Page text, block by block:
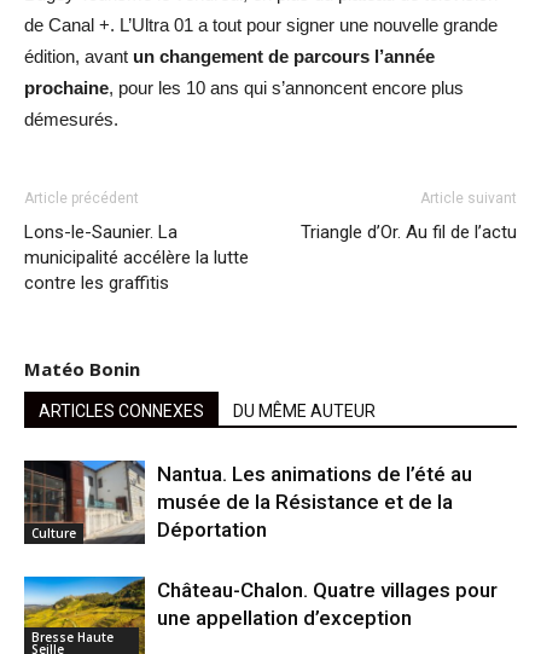
de Canal +. L’Ultra 01 a tout pour signer une nouvelle grande
édition, avant un changement de parcours l’année
prochaine, pour les 10 ans qui s’annoncent encore plus
démesurés.
Article précédent
Lons-le-Saunier. La
municipalité accélère la lutte
contre les graffitis
Article suivant
Triangle d’Or. Au fil de l’actu
Matéo Bonin
ARTICLES CONNEXES DU MÊME AUTEUR
Culture
Nantua. Les animations de l’été au
musée de la Résistance et de la
Déportation
Bresse Haute
Seille
Château-Chalon. Quatre villages pour
une appellation d’exception